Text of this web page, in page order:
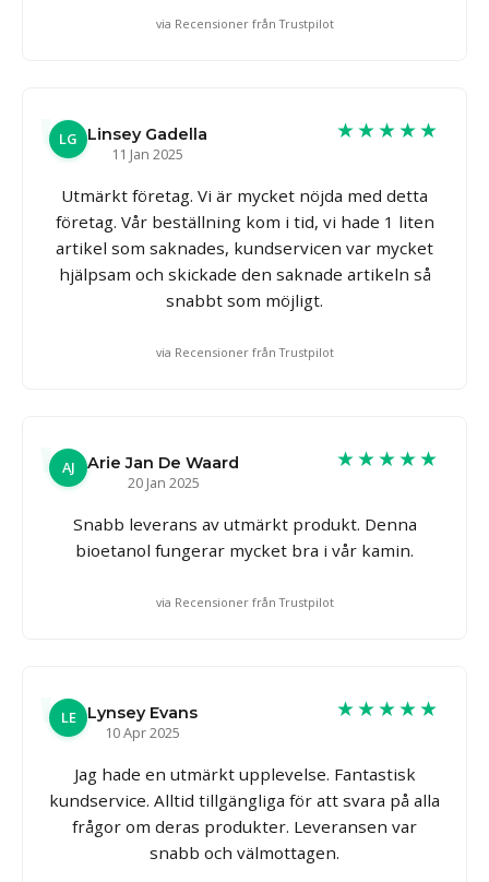
via Recensioner från Trustpilot
LG
Linsey Gadella
11 Jan 2025
★★★★★
Utmärkt företag. Vi är mycket nöjda med detta
företag. Vår beställning kom i tid, vi hade 1 liten
artikel som saknades, kundservicen var mycket
hjälpsam och skickade den saknade artikeln så
snabbt som möjligt.
via Recensioner från Trustpilot
AJ
Arie Jan De Waard
20 Jan 2025
★★★★★
Snabb leverans av utmärkt produkt. Denna
bioetanol fungerar mycket bra i vår kamin.
via Recensioner från Trustpilot
LE
Lynsey Evans
10 Apr 2025
★★★★★
Jag hade en utmärkt upplevelse. Fantastisk
kundservice. Alltid tillgängliga för att svara på alla
frågor om deras produkter. Leveransen var
snabb och välmottagen.